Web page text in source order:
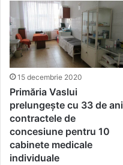
15 decembrie 2020
Primăria Vaslui
prelungește cu 33 de ani
contractele de
concesiune pentru 10
cabinete medicale
individuale